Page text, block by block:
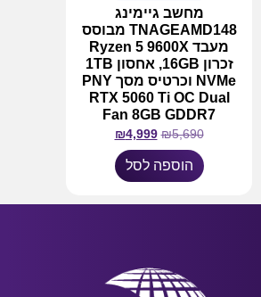
מחשב גיימינג
TNAGEAMD148 מבוסס
מעבד Ryzen 5 9600X
זכרון 16GB, אחסון 1TB
NVMe וכרטיס מסך PNY
RTX 5060 Ti OC Dual
Fan 8GB GDDR7
₪5,690
₪4,999
הוספה לסל